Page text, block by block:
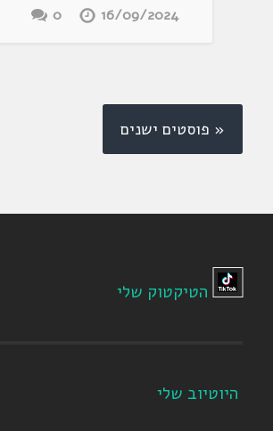
16/09/2024
0
« פוסטים ישנים
הטיקטוק שלי
היוטיוב שלי